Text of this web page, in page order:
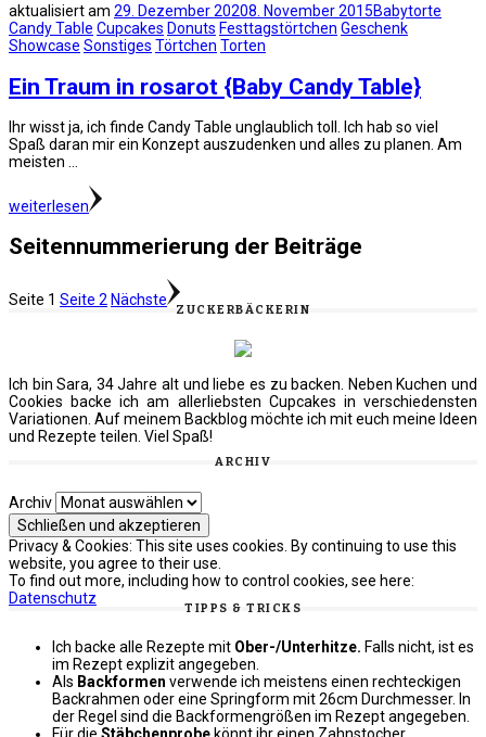
aktualisiert am 29. Dezember 20208. November 2015Babytorte
Candy Table Cupcakes Donuts Festtagstörtchen Geschenk
Showcase Sonstiges Törtchen Torten
Ein Traum in rosarot {Baby Candy Table}
Ihr wisst ja, ich finde Candy Table unglaublich toll. Ich hab so viel
Spaß daran mir ein Konzept auszudenken und alles zu planen. Am
meisten …
weiterlesen
Seitennummerierung der Beiträge
Seite 1 Seite 2 Nächste
ZUCKERBÄCKERIN
Ich bin Sara, 34 Jahre alt und liebe es zu backen. Neben Kuchen und
Cookies backe ich am allerliebsten Cupcakes in verschiedensten
Variationen. Auf meinem Backblog möchte ich mit euch meine Ideen
und Rezepte teilen. Viel Spaß!
ARCHIV
Archiv
Privacy & Cookies: This site uses cookies. By continuing to use this
website, you agree to their use.
To find out more, including how to control cookies, see here:
Datenschutz
TIPPS & TRICKS
Ich backe alle Rezepte mit Ober-/Unterhitze. Falls nicht, ist es
im Rezept explizit angegeben.
Als Backformen verwende ich meistens einen rechteckigen
Backrahmen oder eine Springform mit 26cm Durchmesser. In
der Regel sind die Backformengrößen im Rezept angegeben.
Für die Stäbchenprobe könnt ihr einen Zahnstocher,